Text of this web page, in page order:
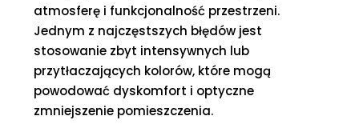
atmosferę i funkcjonalność przestrzeni.
Jednym z najczęstszych błędów jest
stosowanie zbyt intensywnych lub
przytłaczających kolorów, które mogą
powodować dyskomfort i optyczne
zmniejszenie pomieszczenia.